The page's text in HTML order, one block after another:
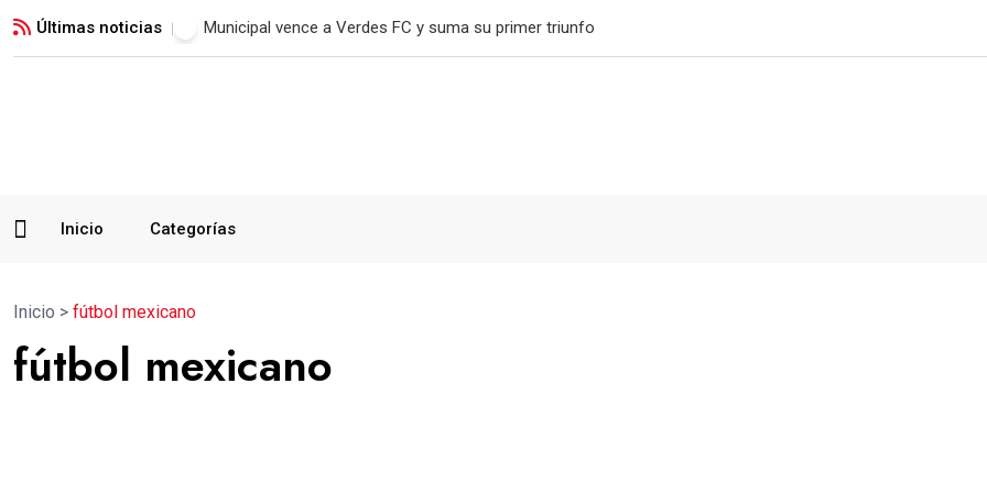
Últimas noticias Municipal vence a Verdes FC y suma su primer triunfo
Inicio Categorías
Inicio > fútbol mexicano
fútbol mexicano